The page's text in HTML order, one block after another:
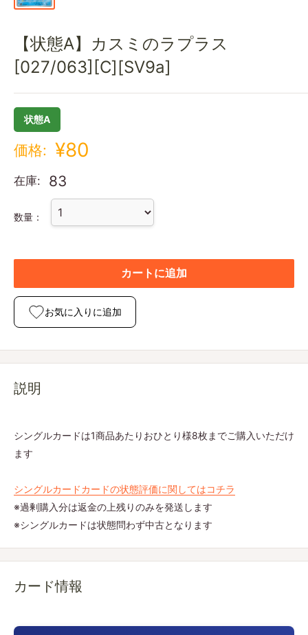
【状態A】カスミのラプラス
[027/063][C][SV9a]
状態A
価格: ¥80
在庫: 83
数量：
カートに追加
お気に入りに追加
説明
シングルカードは1商品あたりおひとり様8枚までご購入いただけ
ます
シングルカードカードの状態評価に関してはコチラ
※過剰購入分は返金の上残りのみを発送します
※シングルカードは状態問わず中古となります
カード情報